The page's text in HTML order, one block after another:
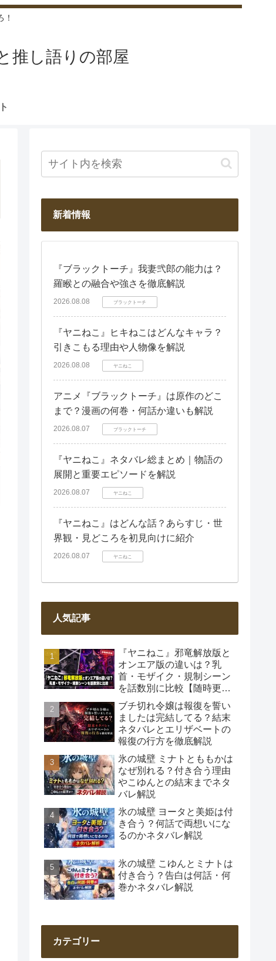
推し語りの部屋
新着情報
『ブラックトーチ』我妻弐郎の能力は？
羅睺との融合や強さを徹底解説
2026.08.08 ブラックトーチ
『ヤニねこ』ヒキねこはどんなキャラ？
引きこもる理由や人物像を解説
2026.08.08 ヤニねこ
アニメ『ブラックトーチ』は原作のどこ
まで？漫画の何巻・何話か違いも解説
2026.08.07 ブラックトーチ
『ヤニねこ』ネタバレ総まとめ｜物語の
展開と重要エピソードを解説
2026.08.07 ヤニねこ
『ヤニねこ』はどんな話？あらすじ・世
界観・見どころを初見向けに紹介
2026.08.07 ヤニねこ
人気記事
『ヤニねこ』邪竜解放版と
オンエア版の違いは？乳
首・モザイク・規制シーン
を話数別に比較【随時更
新】
ブチ切れ令嬢は報復を誓い
ましたは完結してる？結末
ネタバレとエリザベートの
報復の行方を徹底解説
氷の城壁 ミナトとももかは
なぜ別れる？付き合う理由
やこゆんとの結末までネタ
バレ解説
氷の城壁 ヨータと美姫は付
き合う？何話で両想いにな
るのかネタバレ解説
氷の城壁 こゆんとミナトは
付き合う？告白は何話・何
巻かネタバレ解説
カテゴリー